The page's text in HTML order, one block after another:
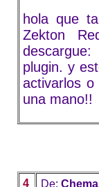
hola que
Zekton
plugin. y
activarlos
una mano!!
4 De: Chema